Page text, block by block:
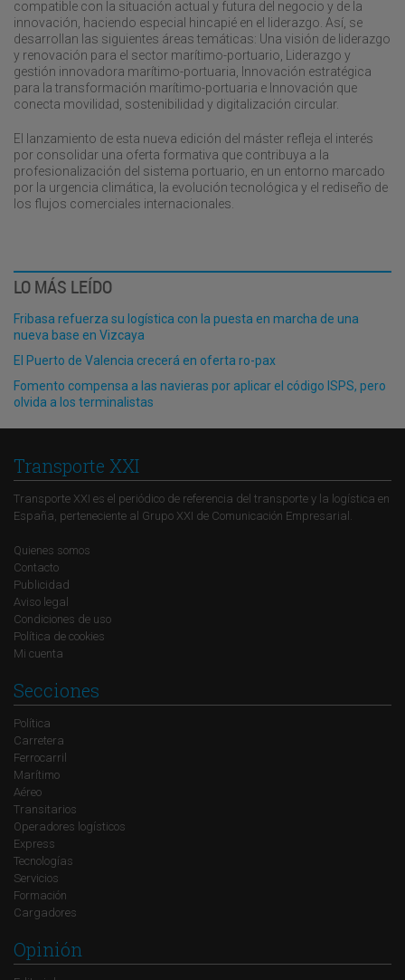
compatible con la situación actual y futura del negocio y de la
innovación, haciendo especial hincapié en el liderazgo. Así, se
desarrollan las siguientes áreas temáticas: Una visión de liderazgo
y renovación para el sector marítimo-portuario, Liderazgo y
gestión innovadora marítimo-portuaria, Innovación estratégica
para la transformación marítimo-portuaria e Innovación que
conecta movilidad, sostenibilidad y digitalización circular.
El lanzamiento de esta nueva edición del máster refleja el interés
por consolidar una oferta formativa que contribuya a la
profesionalización del sistema portuario, en un entorno marcado
por la urgencia climática, la evolución tecnológica y el rediseño de
los flujos comerciales internacionales.
LO MÁS LEÍDO
Fribasa refuerza su logística con la puesta en marcha de una
nueva base en Vizcaya
El Puerto de Valencia crecerá en oferta ro-pax
Fomento compensa a las navieras por aplicar el código ISPS, pero
olvida a los terminalistas
Transporte XXI
Transporte XXI es el periódico de referencia del transporte y la logística en
España, perteneciente al Grupo XXI de Comunicación Empresarial.
Quienes somos
Contacto
Publicidad
Aviso legal
Condiciones de uso
Política de cookies
Mi cuenta
Secciones
Política
Carretera
Ferrocarril
Marítimo
Aéreo
Transitarios
Operadores logísticos
Express
Tecnologías
Servicios
Formación
Cargadores
Opinión